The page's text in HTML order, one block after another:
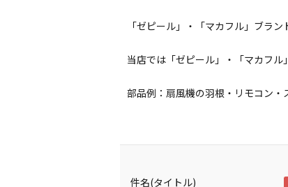
「ゼピール」・「マカフル」ブラ
当店では「ゼピール」・「マカフル
部品例：扇風機の羽根・リモコン
件名(タイトル)